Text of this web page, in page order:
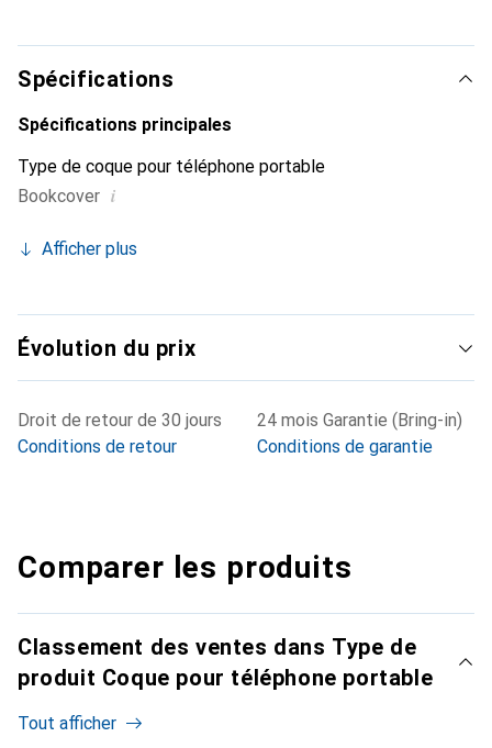
constitue toujours un excellent choix pour le client
exigeant.
Spécifications
Spécifications principales
Type de coque pour téléphone portable
Bookcover i
Afficher plus
Évolution du prix
Droit de retour de 30 jours
Conditions de retour
24 mois Garantie (Bring-in)
Conditions de garantie
Comparer les produits
Classement des ventes dans Type de
produit Coque pour téléphone portable
Tout afficher